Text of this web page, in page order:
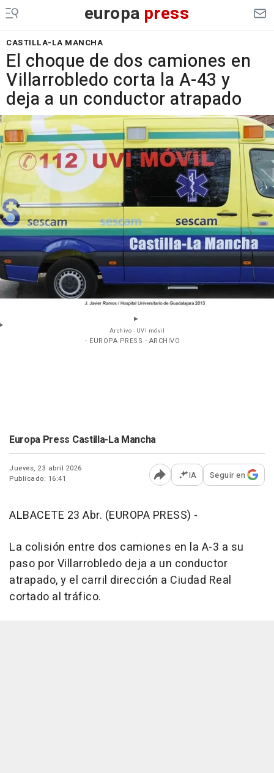
europa press
CASTILLA-LA MANCHA
El choque de dos camiones en
Villarrobledo corta la A-43 y
deja a un conductor atrapado
Archivo - UVI móvil
- EUROPA PRESS - ARCHIVO
Europa Press Castilla-La Mancha
Jueves, 23 abril 2026
Publicado: 16:41
Abrir opciones para
IA Seguir en
ALBACETE 23 Abr. (EUROPA PRESS) -
La colisión entre dos camiones en la A-3 a su
paso por Villarrobledo deja a un conductor
atrapado, y el carril dirección a Ciudad Real
cortado al tráfico.